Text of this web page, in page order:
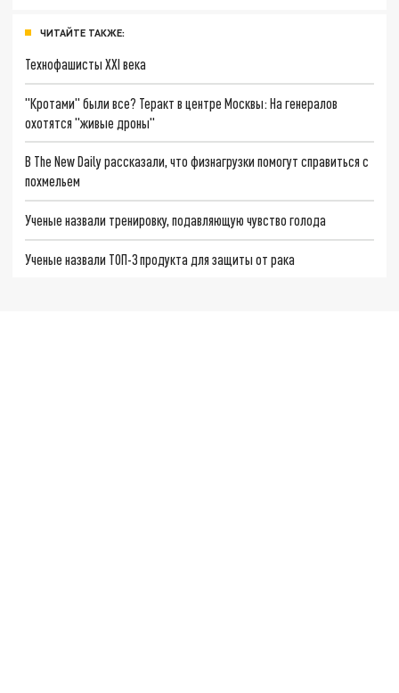
ЧИТАЙТЕ ТАКЖЕ:
Технофашисты XXI века
"Кротами" были все? Теракт в центре Москвы: На генералов
охотятся "живые дроны"
В The New Daily рассказали, что физнагрузки помогут справиться с
похмельем
Ученые назвали тренировку, подавляющую чувство голода
Ученые назвали ТОП-3 продукта для защиты от рака